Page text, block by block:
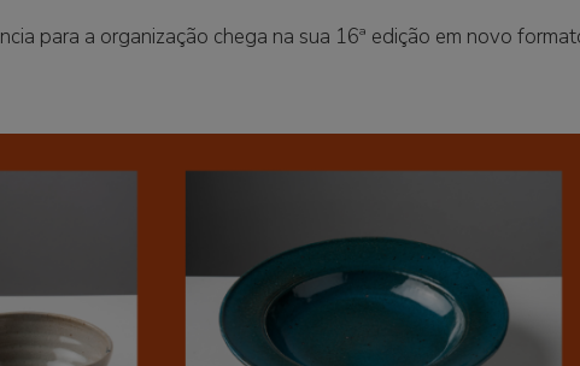
para a organização chega na sua 16ª edição em novo